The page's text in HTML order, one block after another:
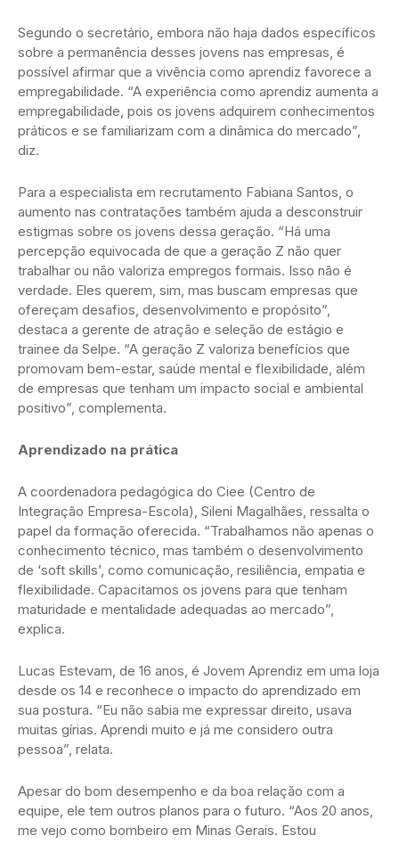
Segundo o secretário, embora não haja dados específicos
sobre a permanência desses jovens nas empresas, é
possível afirmar que a vivência como aprendiz favorece a
empregabilidade. “A experiência como aprendiz aumenta a
empregabilidade, pois os jovens adquirem conhecimentos
práticos e se familiarizam com a dinâmica do mercado”,
diz.
Para a especialista em recrutamento Fabiana Santos, o
aumento nas contratações também ajuda a desconstruir
estigmas sobre os jovens dessa geração. “Há uma
percepção equivocada de que a geração Z não quer
trabalhar ou não valoriza empregos formais. Isso não é
verdade. Eles querem, sim, mas buscam empresas que
ofereçam desafios, desenvolvimento e propósito”,
destaca a gerente de atração e seleção de estágio e
trainee da Selpe. “A geração Z valoriza benefícios que
promovam bem-estar, saúde mental e flexibilidade, além
de empresas que tenham um impacto social e ambiental
positivo”, complementa.
Aprendizado na prática
A coordenadora pedagógica do Ciee (Centro de
Integração Empresa-Escola), Sileni Magalhães, ressalta o
papel da formação oferecida. “Trabalhamos não apenas o
conhecimento técnico, mas também o desenvolvimento
de ‘soft skills’, como comunicação, resiliência, empatia e
flexibilidade. Capacitamos os jovens para que tenham
maturidade e mentalidade adequadas ao mercado”,
explica.
Lucas Estevam, de 16 anos, é Jovem Aprendiz em uma loja
desde os 14 e reconhece o impacto do aprendizado em
sua postura. “Eu não sabia me expressar direito, usava
muitas gírias. Aprendi muito e já me considero outra
pessoa”, relata.
Apesar do bom desempenho e da boa relação com a
equipe, ele tem outros planos para o futuro. “Aos 20 anos,
me vejo como bombeiro em Minas Gerais. Estou